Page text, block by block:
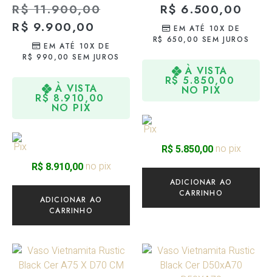
R$11.900,00
R$ 9.900,00
EM ATÉ 10X DE
R$ 990,00 SEM JUROS
À VISTA
R$ 8.910,00
NO PIX
R$8.910,00no pix
ADICIONAR AO
CARRINHO
R$ 6.500,00
EM ATÉ 10X DE
R$ 650,00 SEM JUROS
À VISTA
R$ 5.850,00
NO PIX
R$5.850,00no pix
ADICIONAR AO
CARRINHO